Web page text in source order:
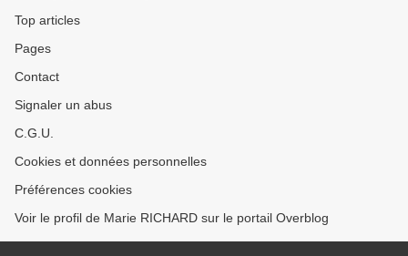
Top articles
Pages
Contact
Signaler un abus
C.G.U.
Cookies et données personnelles
Préférences cookies
Voir le profil de Marie RICHARD sur le portail Overblog